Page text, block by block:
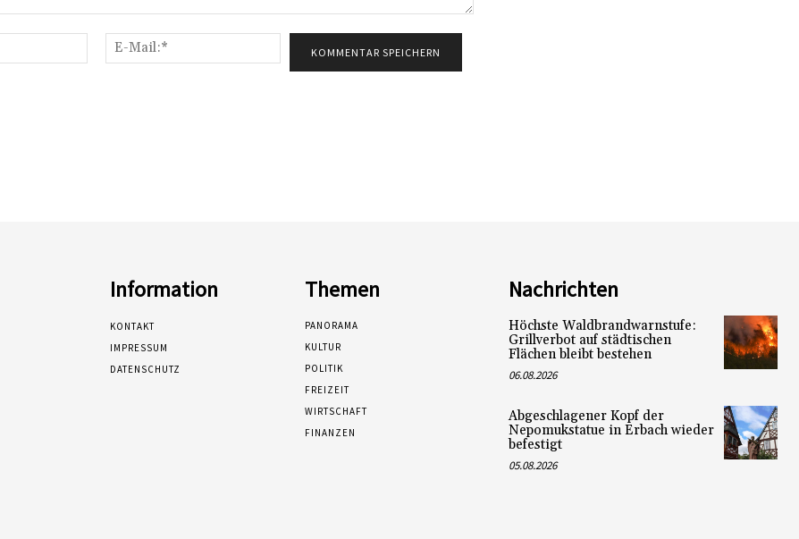
Name:*
Mail:*
Information
KONTAKT
IMPRESSUM
DATENSCHUTZ
Themen
PANORAMA
KULTUR
POLITIK
FREIZEIT
WIRTSCHAFT
FINANZEN
Nachrichten
Höchste Waldbrandwarnstufe:
Grillverbot auf städtischen
Flächen bleibt bestehen
06.08.2026
Abgeschlagener Kopf der
Nepomukstatue in Erbach wieder
befestigt
05.08.2026